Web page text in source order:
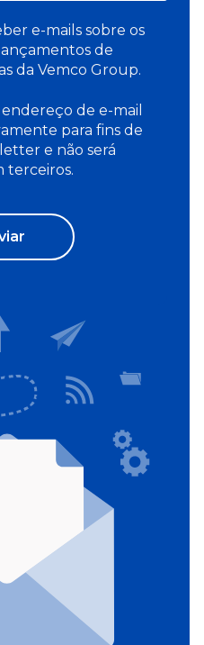
e-mails sobre os
de
da Vemco Group.
de e-mail
para fins de
e não será
terceiros.